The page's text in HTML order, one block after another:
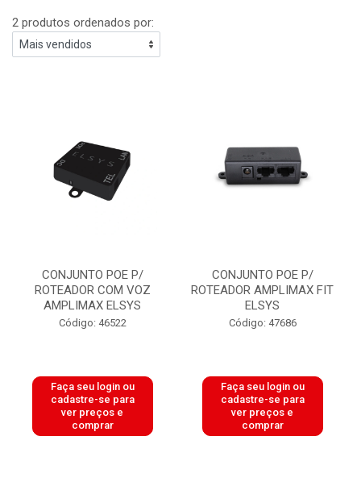
2 produtos ordenados por:
CONJUNTO POE P/
ROTEADOR COM VOZ
AMPLIMAX ELSYS
Código: 46522
Faça seu login ou
cadastre-se para
ver preços e
comprar
CONJUNTO POE P/
ROTEADOR AMPLIMAX FIT
ELSYS
Código: 47686
Faça seu login ou
cadastre-se para
ver preços e
comprar